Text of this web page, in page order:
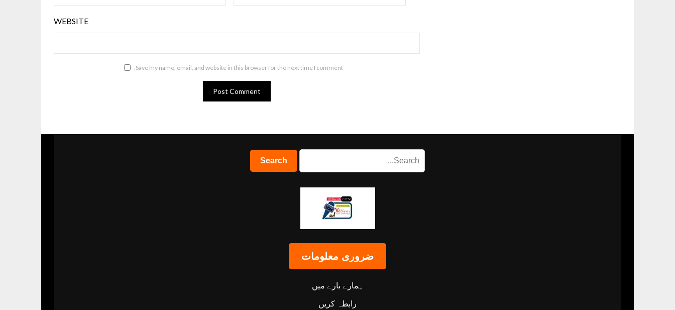
WEBSITE
Save my name, email, and website in this browser for the next time I comment.
ضروری معلومات
ہمارے بارے میں
رابطہ کریں